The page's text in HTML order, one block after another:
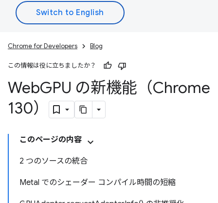
Chrome for Developers Blog
この情報は役に立ちましたか？
WebGPU の新機能（Chrome
130）
このページの内容
2 つのソースの統合
Metal でのシェーダー コンパイル時間の短縮